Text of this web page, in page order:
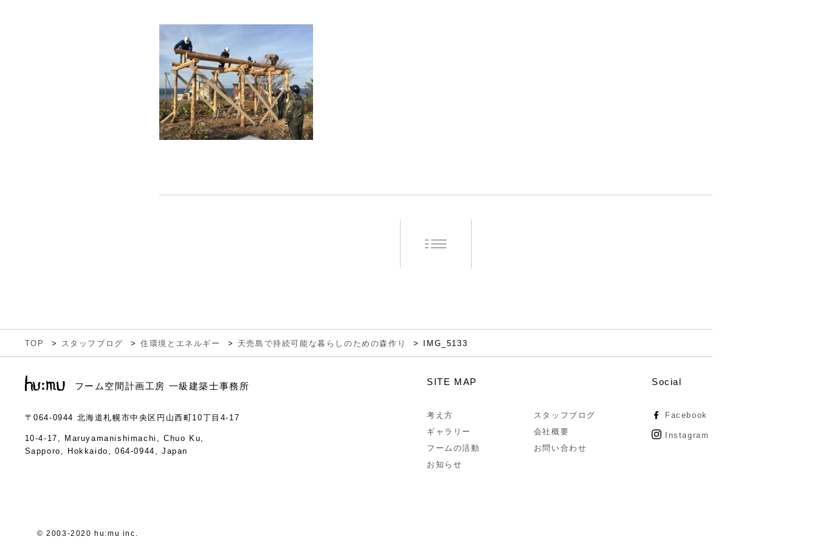
TOP スタッフブログ 住環境とエネルギー 天売島で持続可能な暮らしのための森作り IMG_5133
フーム空間計画工房 一級建築士事務所
〒064-0944 北海道札幌市中央区円山西町10丁目4-17
10-4-17, Maruyamanishimachi, Chuo Ku,
Sapporo, Hokkaido, 064-0944, Japan
SITE MAP
考え方
ギャラリー
フームの活動
お知らせ
スタッフブログ
会社概要
お問い合わせ
Social
Facebook
Instagram
© 2003-2020 hu:mu inc.